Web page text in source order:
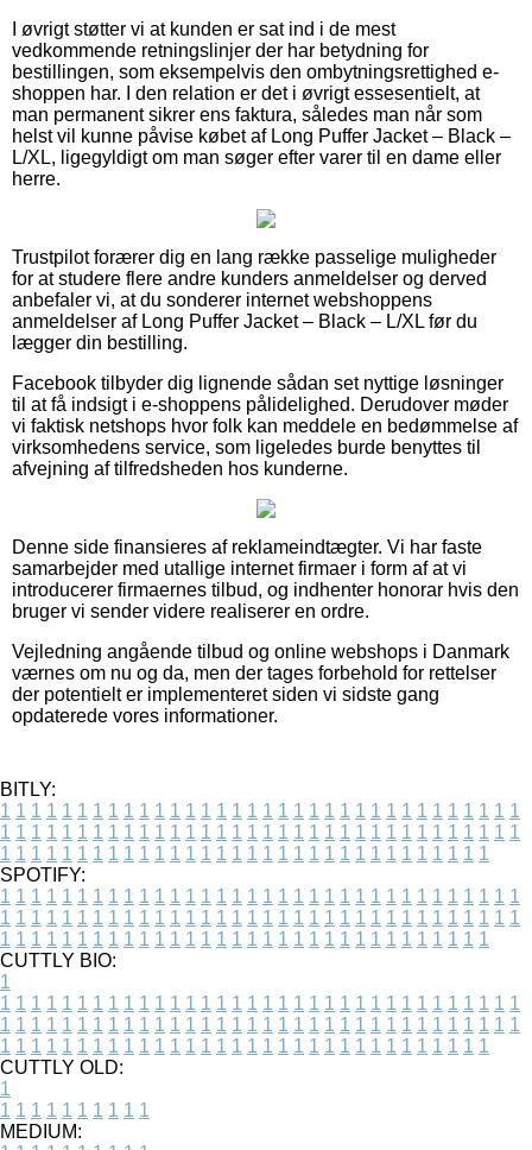
I øvrigt støtter vi at kunden er sat ind i de mest
vedkommende retningslinjer der har betydning for
bestillingen, som eksempelvis den ombytningsrettighed e-
shoppen har. I den relation er det i øvrigt essesentielt, at
man permanent sikrer ens faktura, således man når som
helst vil kunne påvise købet af Long Puffer Jacket – Black –
L/XL, ligegyldigt om man søger efter varer til en dame eller
herre.
Trustpilot forærer dig en lang række passelige muligheder
for at studere flere andre kunders anmeldelser og derved
anbefaler vi, at du sonderer internet webshoppens
anmeldelser af Long Puffer Jacket – Black – L/XL før du
lægger din bestilling.
Facebook tilbyder dig lignende sådan set nyttige løsninger
til at få indsigt i e-shoppens pålidelighed. Derudover møder
vi faktisk netshops hvor folk kan meddele en bedømmelse af
virksomhedens service, som ligeledes burde benyttes til
afvejning af tilfredsheden hos kunderne.
Denne side finansieres af reklameindtægter. Vi har faste
samarbejder med utallige internet firmaer i form af at vi
introducerer firmaernes tilbud, og indhenter honorar hvis den
bruger vi sender videre realiserer en ordre.
Vejledning angående tilbud og online webshops i Danmark
værnes om nu og da, men der tages forbehold for rettelser
der potentielt er implementeret siden vi sidste gang
opdaterede vores informationer.
BITLY:
1 1 1 1 1 1 1 1 1 1 1 1 1 1 1 1 1 1 1 1 1 1 1 1 1 1 1 1 1 1 1 1 1 1
1 1 1 1 1 1 1 1 1 1 1 1 1 1 1 1 1 1 1 1 1 1 1 1 1 1 1 1 1 1 1 1 1 1
1 1 1 1 1 1 1 1 1 1 1 1 1 1 1 1 1 1 1 1 1 1 1 1 1 1 1 1 1 1 1 1
SPOTIFY:
1 1 1 1 1 1 1 1 1 1 1 1 1 1 1 1 1 1 1 1 1 1 1 1 1 1 1 1 1 1 1 1 1 1
1 1 1 1 1 1 1 1 1 1 1 1 1 1 1 1 1 1 1 1 1 1 1 1 1 1 1 1 1 1 1 1 1 1
1 1 1 1 1 1 1 1 1 1 1 1 1 1 1 1 1 1 1 1 1 1 1 1 1 1 1 1 1 1 1 1
CUTTLY BIO:
1
1 1 1 1 1 1 1 1 1 1 1 1 1 1 1 1 1 1 1 1 1 1 1 1 1 1 1 1 1 1 1 1 1 1
1 1 1 1 1 1 1 1 1 1 1 1 1 1 1 1 1 1 1 1 1 1 1 1 1 1 1 1 1 1 1 1 1 1
1 1 1 1 1 1 1 1 1 1 1 1 1 1 1 1 1 1 1 1 1 1 1 1 1 1 1 1 1 1 1 1
CUTTLY OLD:
1
1 1 1 1 1 1 1 1 1 1
MEDIUM: